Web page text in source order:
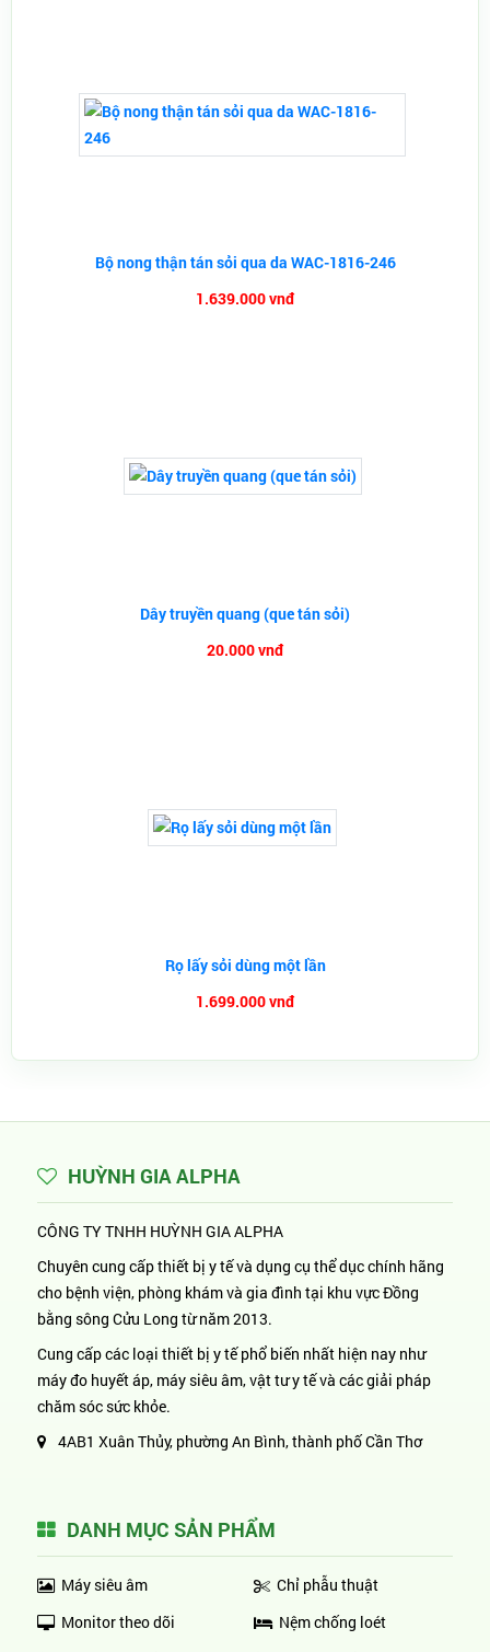
Bộ nong thận tán sỏi qua da WAC-1816-246
1.639.000 vnđ
Dây truyền quang (que tán sỏi)
20.000 vnđ
Rọ lấy sỏi dùng một lần
1.699.000 vnđ
HUỲNH GIA ALPHA
CÔNG TY TNHH HUỲNH GIA ALPHA
Chuyên cung cấp thiết bị y tế và dụng cụ thể dục chính hãng
cho bệnh viện, phòng khám và gia đình tại khu vực Đồng
bằng sông Cửu Long từ năm 2013.
Cung cấp các loại thiết bị y tế phổ biến nhất hiện nay như
máy đo huyết áp, máy siêu âm, vật tư y tế và các giải pháp
chăm sóc sức khỏe.
4AB1 Xuân Thủy, phường An Bình, thành phố Cần Thơ
DANH MỤC SẢN PHẨM
Máy siêu âm
Monitor theo dõi
Chỉ phẫu thuật
Nệm chống loét